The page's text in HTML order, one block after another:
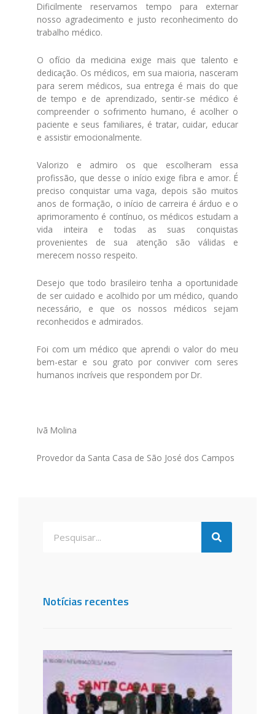
Dificilmente reservamos tempo para externar
nosso agradecimento e justo reconhecimento do
trabalho médico.
O ofício da medicina exige mais que talento e
dedicação. Os médicos, em sua maioria, nasceram
para serem médicos, sua entrega é mais do que
de tempo e de aprendizado, sentir-se médico é
compreender o sofrimento humano, é acolher o
paciente e seus familiares, é tratar, cuidar, educar
e assistir emocionalmente.
Valorizo e admiro os que escolheram essa
profissão, que desse o início exige fibra e amor. É
preciso conquistar uma vaga, depois são muitos
anos de formação, o início de carreira é árduo e o
aprimoramento é contínuo, os médicos estudam a
vida inteira e todas as suas conquistas
provenientes de sua atenção são válidas e
merecem nosso respeito.
Desejo que todo brasileiro tenha a oportunidade
de ser cuidado e acolhido por um médico, quando
necessário, e que os nossos médicos sejam
reconhecidos e admirados.
Foi com um médico que aprendi o valor do meu
bem-estar e sou grato por conviver com seres
humanos incríveis que respondem por Dr.
Ivã Molina
Provedor da Santa Casa de São José dos Campos
Notícias recentes